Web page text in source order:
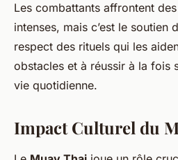
Les combattants affrontent
intenses, mais c’est le soutien
respect des rituels qui les
obstacles et à réussir à la fois
vie quotidienne.
Impact Culturel du